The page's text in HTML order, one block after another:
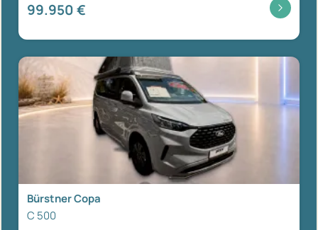
99.950 €
Bürstner Copa
C 500